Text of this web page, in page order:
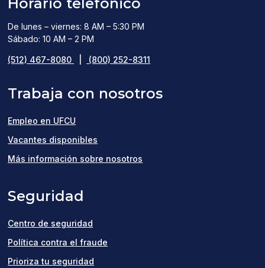
De lunes – viernes: 8 AM – 5:30 PM
Sábado: 10 AM – 2 PM
(512) 467-8080 (800) 252-8311
Trabaja con nosotros
Empleo en UFCU
Vacantes disponibles
in
Más información sobre nosotros
Seguridad
Centro de seguridad
Política contra el fraude
Prioriza tu seguridad